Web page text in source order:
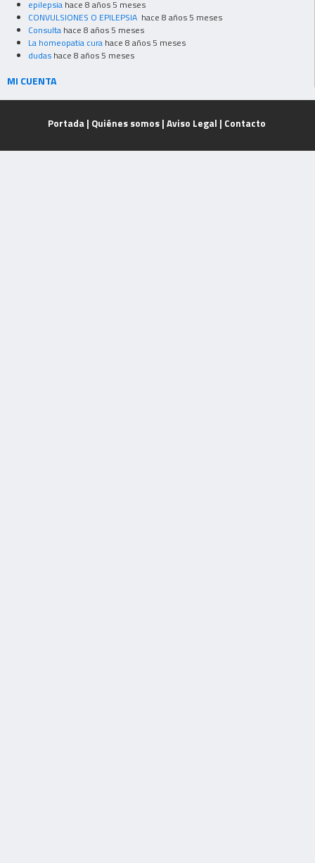
epilepsia hace 8 años 5 meses
CONVULSIONES O EPILEPSIA hace 8 años 5 meses
Consulta hace 8 años 5 meses
La homeopatia cura hace 8 años 5 meses
dudas hace 8 años 5 meses
MI CUENTA
Portada | Quiénes somos| Aviso Legal | Contacto